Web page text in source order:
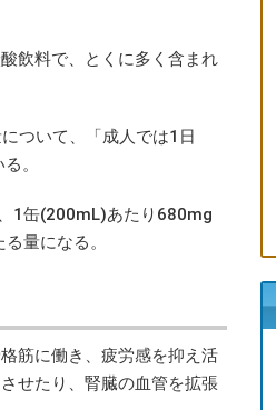
飲料で、とくに多く含まれ
ついて、「成人では1日
。
1缶(200mL)あたり680mg
量になる。
筋に働き、疲労感を抑え活
せたり、腎臓の血管を拡張